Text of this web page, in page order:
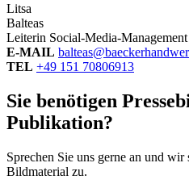
Litsa
Balteas
Leiterin Social-Media-Management
E-MAIL
TEL +49 151 70806913
Sie benötigen
Publikation?
Sprechen Sie uns gerne an und wir
Bildmaterial zu.